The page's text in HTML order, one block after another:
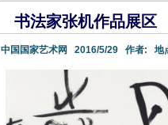
书法家张机作品展区
中国国家艺术网 2016/5/29作者: 地